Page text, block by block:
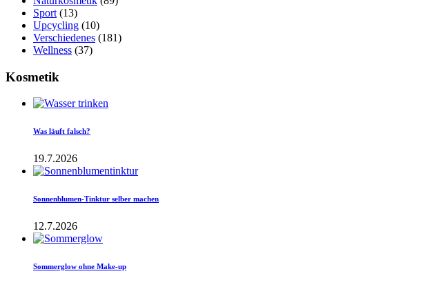
Sport (13)
Upcycling (10)
Verschiedenes (181)
Wellness (37)
Kosmetik
Was läuft falsch?
19.7.2026
Sonnenblumen-Tinktur selber machen
12.7.2026
Sommerglow ohne Make-up